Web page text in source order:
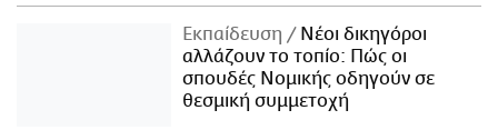
Εκπαίδευση
Νέοι δικηγόροι
αλλάζουν το τοπίο: Πώς οι
σπουδές Νομικής οδηγούν σε
θεσμική συμμετοχή